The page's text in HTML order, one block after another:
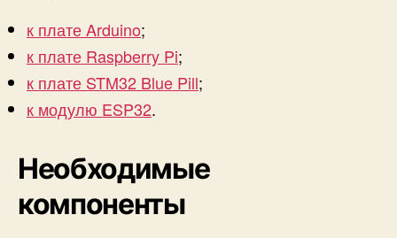
к плате Arduino;
к плате Raspberry Pi;
к плате STM32 Blue Pill;
к модулю ESP32.
Необходимые
компоненты